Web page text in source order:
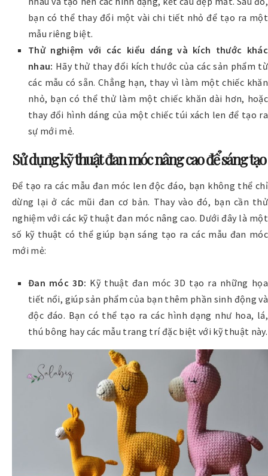
bạn có thể thay đổi một vài chi tiết nhỏ để tạo ra một
mẫu riêng biệt.
Thử nghiệm với các kiểu dáng và kích thước khác
nhau: Hãy thử thay đổi kích thước của các sản phẩm từ
các mẫu có sẵn. Chẳng hạn, thay vì làm một chiếc khăn
nhỏ, bạn có thể thử làm một chiếc khăn dài hơn, hoặc
thay đổi hình dáng của một chiếc túi xách len để tạo ra
sự mới mẻ.
Sử dụng kỹ thuật đan móc nâng cao để sáng tạo
Để tạo ra các mẫu đan móc len độc đáo, bạn không thể chỉ
dừng lại ở các mũi đan cơ bản. Thay vào đó, bạn cần thử
nghiệm với các kỹ thuật đan móc nâng cao. Dưới đây là một
số kỹ thuật có thể giúp bạn sáng tạo ra các mẫu đan móc
mới mẻ:
Đan móc 3D: Kỹ thuật đan móc 3D tạo ra những họa
tiết nổi, giúp sản phẩm của bạn thêm phần sinh động và
độc đáo. Bạn có thể tạo ra các hình dạng như hoa, lá,
thú bông hay các mẫu trang trí đặc biệt với kỹ thuật này.